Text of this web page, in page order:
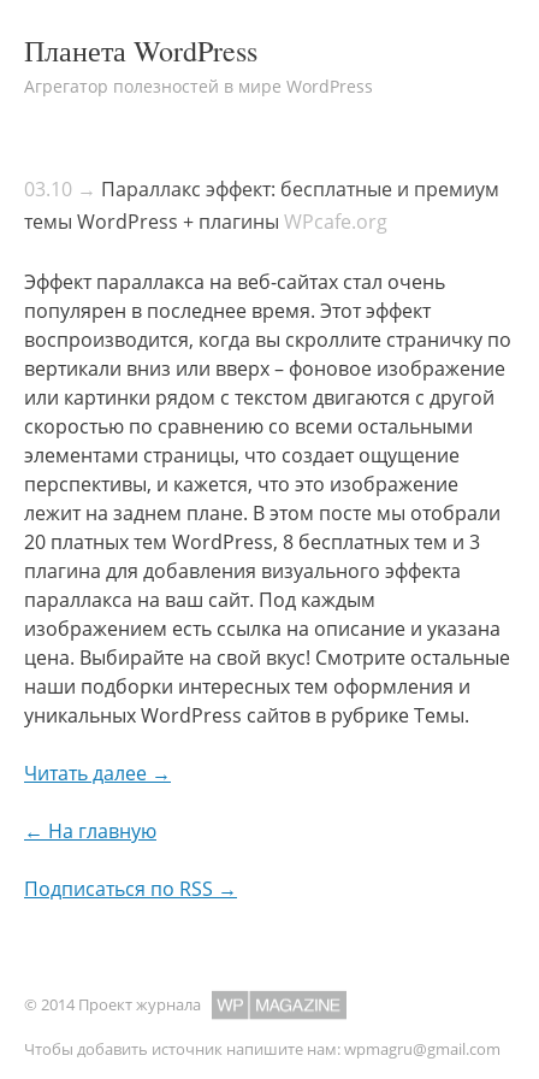
Планета WordPress
Агрегатор полезностей в мире WordPress
03.10 → Параллакс эффект: бесплатные и премиум
темы WordPress + плагины WPcafe.org
Эффект параллакса на веб-сайтах стал очень
популярен в последнее время. Этот эффект
воспроизводится, когда вы скроллите страничку по
вертикали вниз или вверх – фоновое изображение
или картинки рядом с текстом двигаются с другой
скоростью по сравнению со всеми остальными
элементами страницы, что создает ощущение
перспективы, и кажется, что это изображение
лежит на заднем плане. В этом посте мы отобрали
20 платных тем WordPress, 8 бесплатных тем и 3
плагина для добавления визуального эффекта
параллакса на ваш сайт. Под каждым
изображением есть ссылка на описание и указана
цена. Выбирайте на свой вкус! Смотрите остальные
наши подборки интересных тем оформления и
уникальных WordPress сайтов в рубрике Темы.
Читать далее →
← На главную
Подписаться по RSS →
© 2014 Проект журнала
Чтобы добавить источник напишите нам:wpmagru@gmail.com